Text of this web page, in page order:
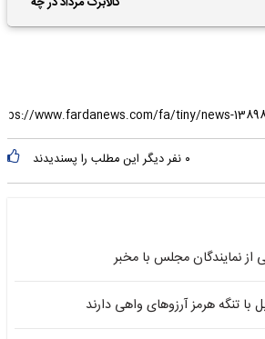
تاریخی واریز خواهد شد؟
۰ نفر دیگر این مطلب را پسندیدند
نمایندگان مجلس با مخبر
با تنگه هرمز آرزوهای واهی دارند